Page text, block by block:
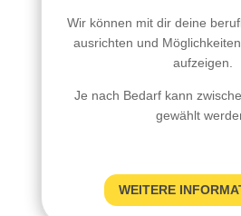
Wir können mit dir deine
ausrichten und
aufzeigen.
Je nach Bedarf kann
gewählt
WEITERE